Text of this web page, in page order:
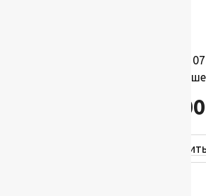
Ковер шерстяной Прямой
2,00×3,40 м, 100%
74 800